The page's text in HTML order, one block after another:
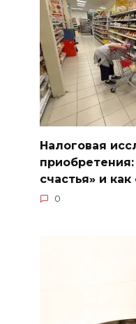
Налоговая
счастья» и
0